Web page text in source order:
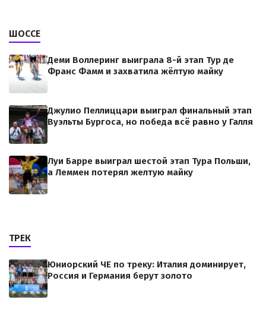
ШОССЕ
Деми Воллеринг выиграла 8-й этап Тур де
Франс Фамм и захватила жёлтую майку
Джулио Пеллиццари выиграл финальный этап
Вуэльты Бургоса, но победа всё равно у Галля
Луи Барре выиграл шестой этап Тура Польши,
а Леммен потерял желтую майку
ТРЕК
Юниорский ЧЕ по треку: Италия доминирует,
Россия и Германия берут золото